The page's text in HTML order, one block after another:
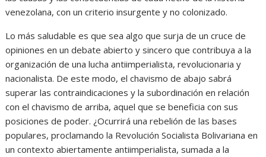
venezolana, con un criterio insurgente y no colonizado.
Lo más saludable es que sea algo que surja de un cruce de
opiniones en un debate abierto y sincero que contribuya a la
organización de una lucha antiimperialista, revolucionaria y
nacionalista. De este modo, el chavismo de abajo sabrá
superar las contraindicaciones y la subordinación en relación
con el chavismo de arriba, aquel que se beneficia con sus
posiciones de poder. ¿Ocurrirá una rebelión de las bases
populares, proclamando la Revolución Socialista Bolivariana en
un contexto abiertamente antiimperialista, sumada a la